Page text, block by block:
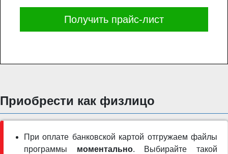
Получить прайс-лист
Приобрести как физлицо
При оплате банковской картой отгружаем файлы
программы моментально. Выбирайте такой